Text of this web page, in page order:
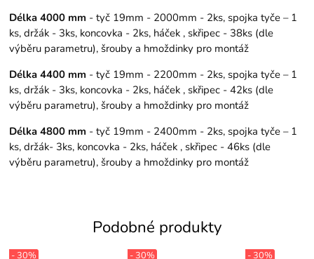
Délka 4000 mm - tyč 19mm - 2000mm - 2ks, spojka tyče – 1
ks, držák - 3ks, koncovka - 2ks, háček , skřipec - 38ks (dle
výběru parametru), šrouby a hmoždinky pro montáž
Délka 4400 mm - tyč 19mm - 2200mm - 2ks, spojka tyče – 1
ks, držák - 3ks, koncovka - 2ks, háček , skřipec - 42ks (dle
výběru parametru), šrouby a hmoždinky pro montáž
Délka 4800 mm - tyč 19mm - 2400mm - 2ks, spojka tyče – 1
ks, držák- 3ks, koncovka - 2ks, háček , skřipec - 46ks (dle
výběru parametru), šrouby a hmoždinky pro montáž
Podobné produkty
- 30% - 30% - 30%